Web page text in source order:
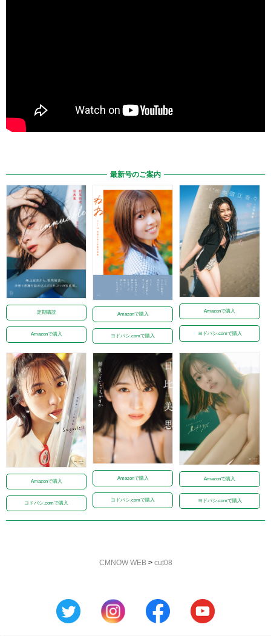
最新号のご案内
定期購読
Amazonで購入
Amazonで購入
ヨドバシ.comで購入
Amazonで購入
ヨドバシ.comで購入
Amazonで購入
ヨドバシ.comで購入
Amazonで購入
ヨドバシ.comで購入
Amazonで購入
ヨドバシ.comで購入
CMNOW WEB> cut08